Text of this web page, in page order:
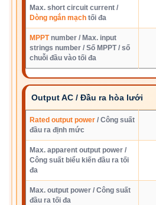
Max. short circuit current /
Dòng ngắn mạchtối đa
MPPTnumber / Max. input
strings number / Số MPPT / số
chuỗi đầu vào tối đa
Output AC / Đầu ra hòa lưới
Rated output power/ Công suất
đầu ra định mức
Max. apparent output power /
Công suất biểu kiến đầu ra tối
đa
Max. output power / Công suất
đầu ra tối đa